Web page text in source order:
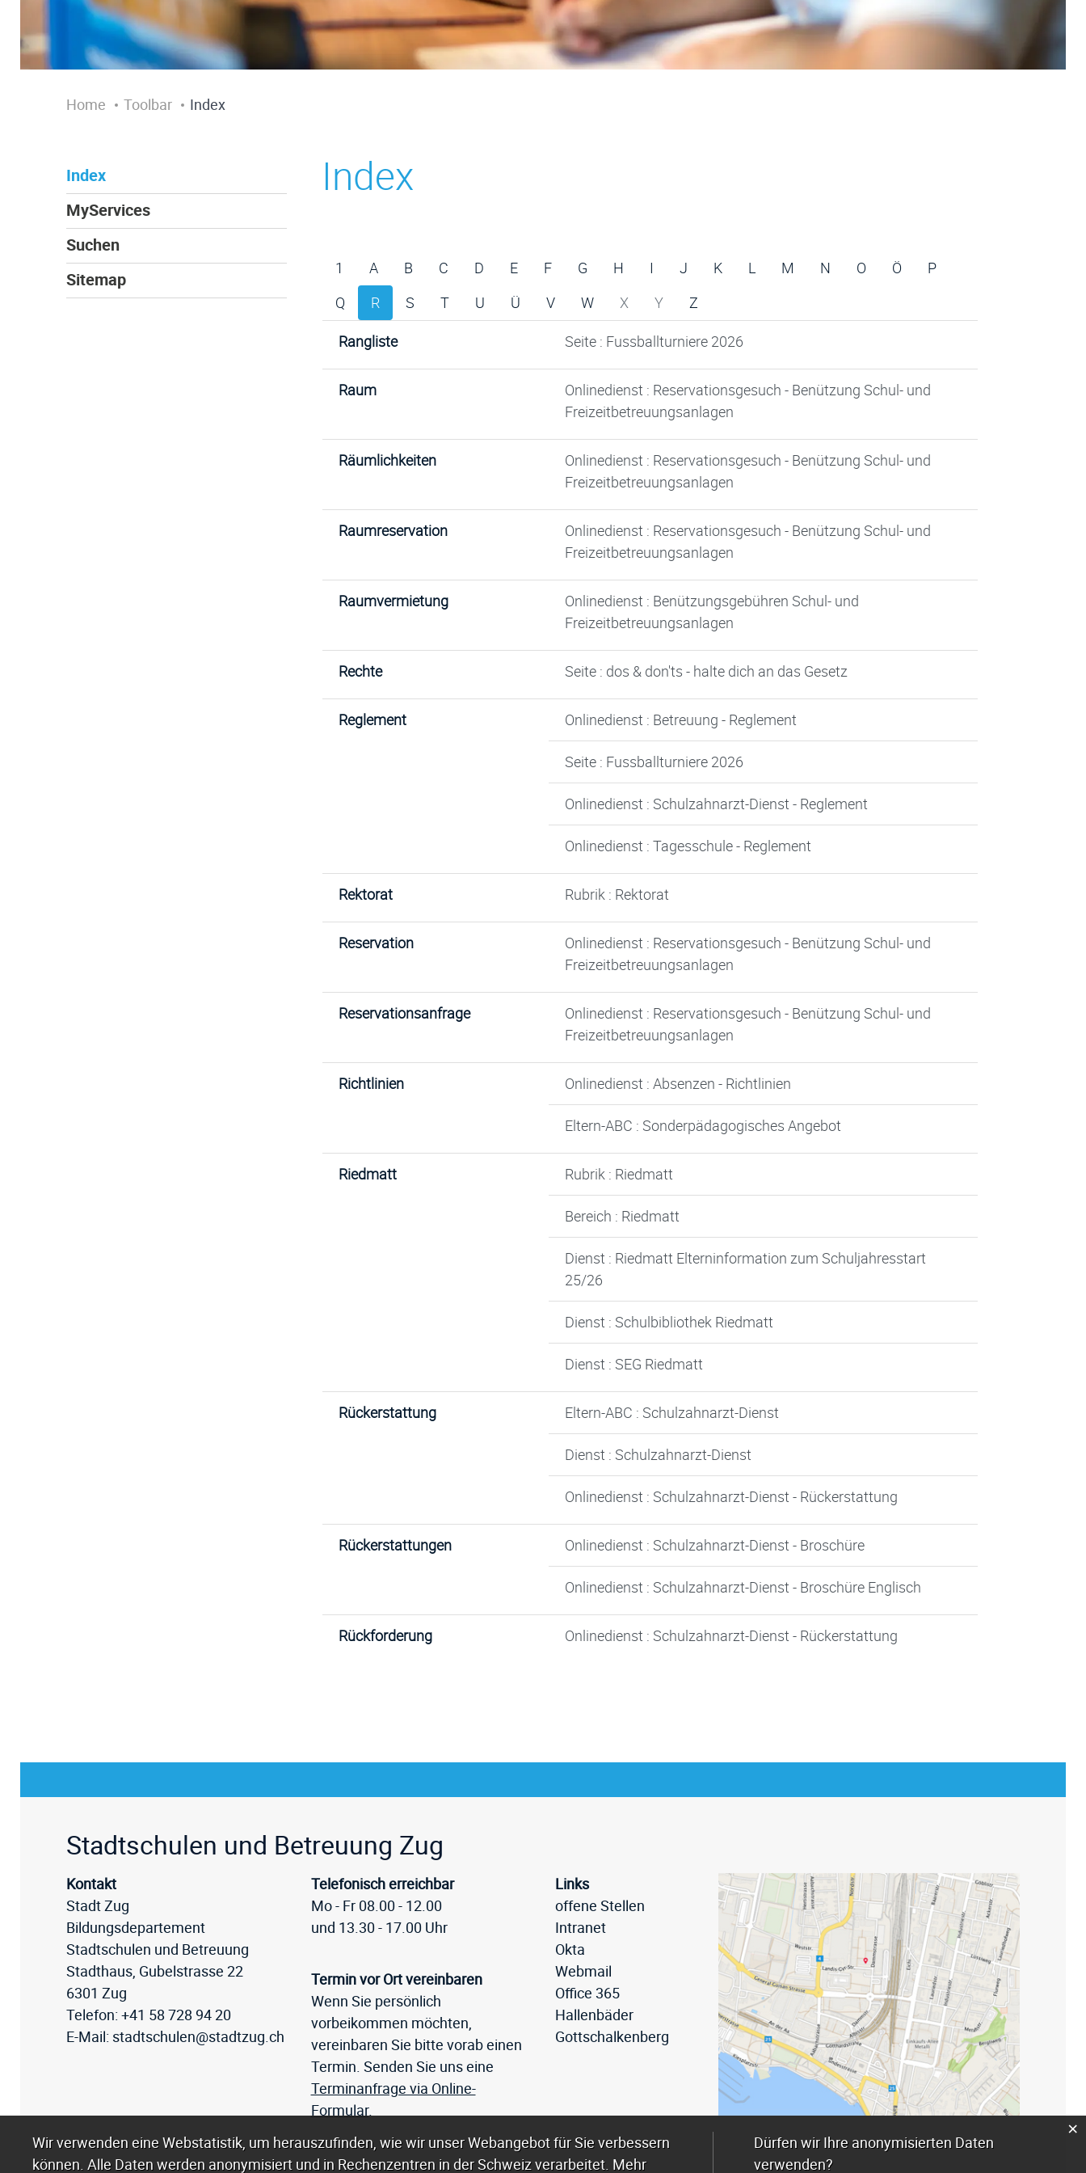
Home Toolbar Index
Index
MyServices
Suchen
Sitemap
Index
1 A B C D E F G H I J K L M N O Ö
P
Q
R S T U Ü V W X Y
Z
Rangliste
Seite : Fussballturniere 2026
Raum
Onlinedienst : Reservationsgesuch - Benützung Schul- und
Freizeitbetreuungsanlagen
Räumlichkeiten
Onlinedienst : Reservationsgesuch - Benützung Schul- und
Freizeitbetreuungsanlagen
Raumreservation
Onlinedienst : Reservationsgesuch - Benützung Schul- und
Freizeitbetreuungsanlagen
Raumvermietung
Onlinedienst : Benützungsgebühren Schul- und
Freizeitbetreuungsanlagen
Rechte Seite : dos & don'ts - halte dich an das Gesetz
Reglement Onlinedienst : Betreuung - Reglement
Seite : Fussballturniere 2026
Onlinedienst : Schulzahnarzt-Dienst - Reglement
Onlinedienst : Tagesschule - Reglement
Rektorat Rubrik : Rektorat
Reservation
Onlinedienst : Reservationsgesuch - Benützung Schul- und
Freizeitbetreuungsanlagen
Reservationsanfrage
Onlinedienst : Reservationsgesuch - Benützung Schul- und
Freizeitbetreuungsanlagen
Richtlinien Onlinedienst : Absenzen - Richtlinien
Eltern-ABC : Sonderpädagogisches Angebot
Riedmatt Rubrik : Riedmatt
Bereich : Riedmatt
Dienst : Riedmatt Elterninformation zum Schuljahresstart
25/26
Dienst : Schulbibliothek Riedmatt
Dienst : SEG Riedmatt
Rückerstattung Eltern-ABC : Schulzahnarzt-Dienst
Dienst : Schulzahnarzt-Dienst
Onlinedienst : Schulzahnarzt-Dienst - Rückerstattung
Rückerstattungen Onlinedienst : Schulzahnarzt-Dienst - Broschüre
Onlinedienst : Schulzahnarzt-Dienst - Broschüre Englisch
Rückforderung Onlinedienst : Schulzahnarzt-Dienst - Rückerstattung
Fusszeile
Stadtschulen und Betreuung Zug
Kontakt
Stadt Zug
Bildungsdepartement
Stadtschulen und Betreuung
Stadthaus, Gubelstrasse 22
6301 Zug
Telefon: +41 58 728 94 20
E-Mail: stadtschulen@stadtzug.ch
Telefonisch erreichbar
Mo - Fr 08.00 - 12.00
und 13.30 - 17.00 Uhr
Termin vor Ort vereinbaren
Wenn Sie persönlich
vorbeikommen möchten,
vereinbaren Sie bitte vorab einen
Termin. Senden Sie uns eine
Terminanfrage via Online-
Formular.
Links
offene Stellen
Intranet
Okta
Webmail
Office 365
Hallenbäder
Gottschalkenberg
Webstatistik
Wir verwenden eine Webstatistik, um herauszufinden, wie wir unser Webangebot für Sie verbessern
können. Alle Daten werden anonymisiert und in Rechenzentren in der Schweiz verarbeitet. Mehr
Dürfen wir Ihre anonymisierten Daten
verwenden?
×